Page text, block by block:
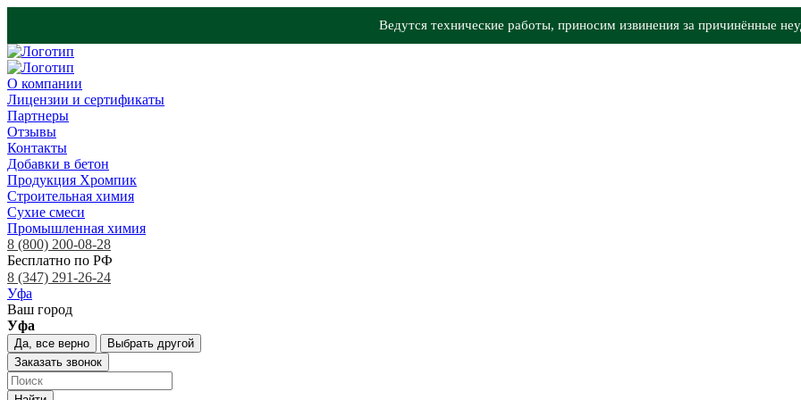
Ведутся технические работы, приносим извинения за причинённые
О компании
Лицензии и сертификаты
Партнеры
Отзывы
Контакты
Добавки в бетон
Продукция Хромпик
Строительная химия
Сухие смеси
Промышленная химия
8 (800) 200-08-28
Бесплатно по РФ
8 (347) 291-26-24
Уфа
Ваш город
Уфа
Да, все верно
Выбрать другой
Заказать звонок